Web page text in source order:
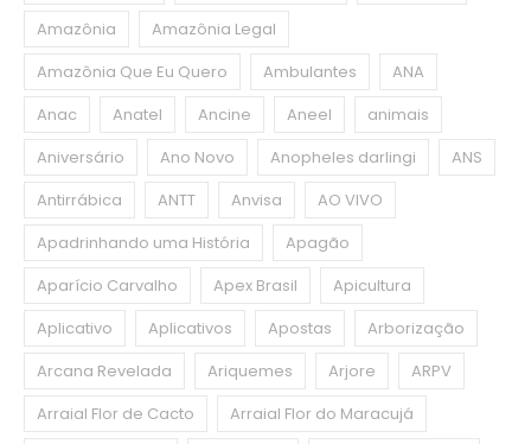
Amazônia
Amazônia Legal
Amazônia Que Eu Quero
Ambulantes
ANA
Anac
Anatel Ancine Aneel
animais
Aniversário
Ano Novo Anopheles darlingi
ANS
Antirrábica
ANTT Anvisa
AO VIVO
Apadrinhando uma História
Apagão
Aparício Carvalho
Apex Brasil
Apicultura
Aplicativo
Aplicativos Apostas
Arborização
Arcana Revelada
Ariquemes Arjore
ARPV
Arraial Flor de Cacto
Arraial Flor do Maracujá